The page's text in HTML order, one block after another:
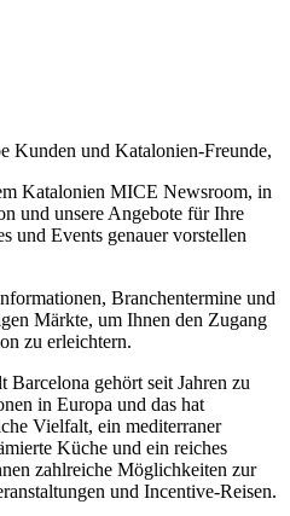
Kunden und Katalonien-Freunde,
Katalonien MICE Newsroom, in
und unsere Angebote für Ihre
und Events genauer vorstellen
Branchentermine und
Märkte, um Ihnen den Zugang
zu erleichtern.
gehört seit Jahren zu
in Europa und das hat
Vielfalt, ein mediterraner
Küche und ein reiches
zahlreiche Möglichkeiten zur
und Incentive-Reisen.